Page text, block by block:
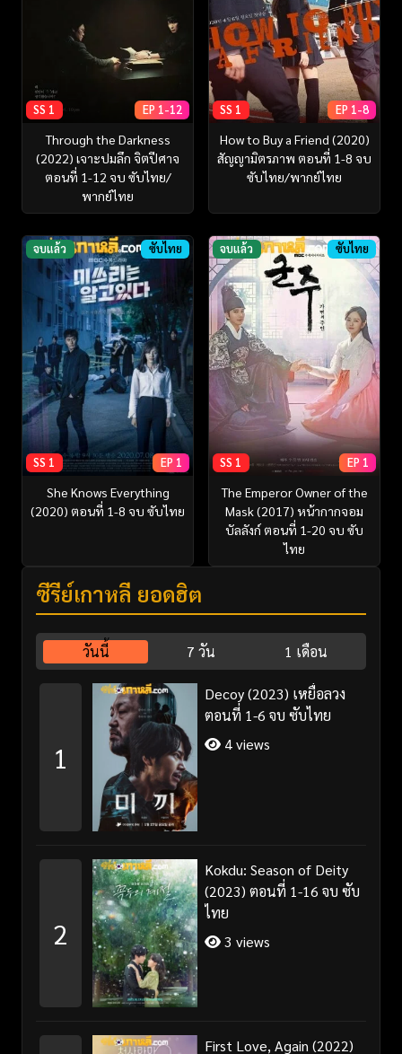
SS 1 EP 1-12
Through the Darkness
(2022) เจาะปมลึก จิตปีศาจ
ตอนที่ 1-12 จบ ซับไทย/
พากย์ไทย
SS 1 EP 1-8
How to Buy a Friend (2020)
สัญญามิตรภาพ ตอนที่ 1-8 จบ
ซับไทย/พากย์ไทย
จบแล้ว ซับไทย
SS 1 EP 1
She Knows Everything
(2020) ตอนที่ 1-8 จบ ซับไทย
จบแล้ว ซับไทย
SS 1 EP 1
The Emperor Owner of the
Mask (2017) หน้ากากจอม
บัลลังก์ ตอนที่ 1-20 จบ ซับ
ไทย
ซีรี่ย์เกาหลี ยอดฮิต
วันนี้ 7 วัน 1 เดือน
1
Decoy (2023) เหยื่อลวง
ตอนที่ 1-6 จบ ซับไทย
4 views
2
Kokdu: Season of Deity
(2023) ตอนที่ 1-16 จบ ซับ
ไทย
3 views
First Love, Again (2022)